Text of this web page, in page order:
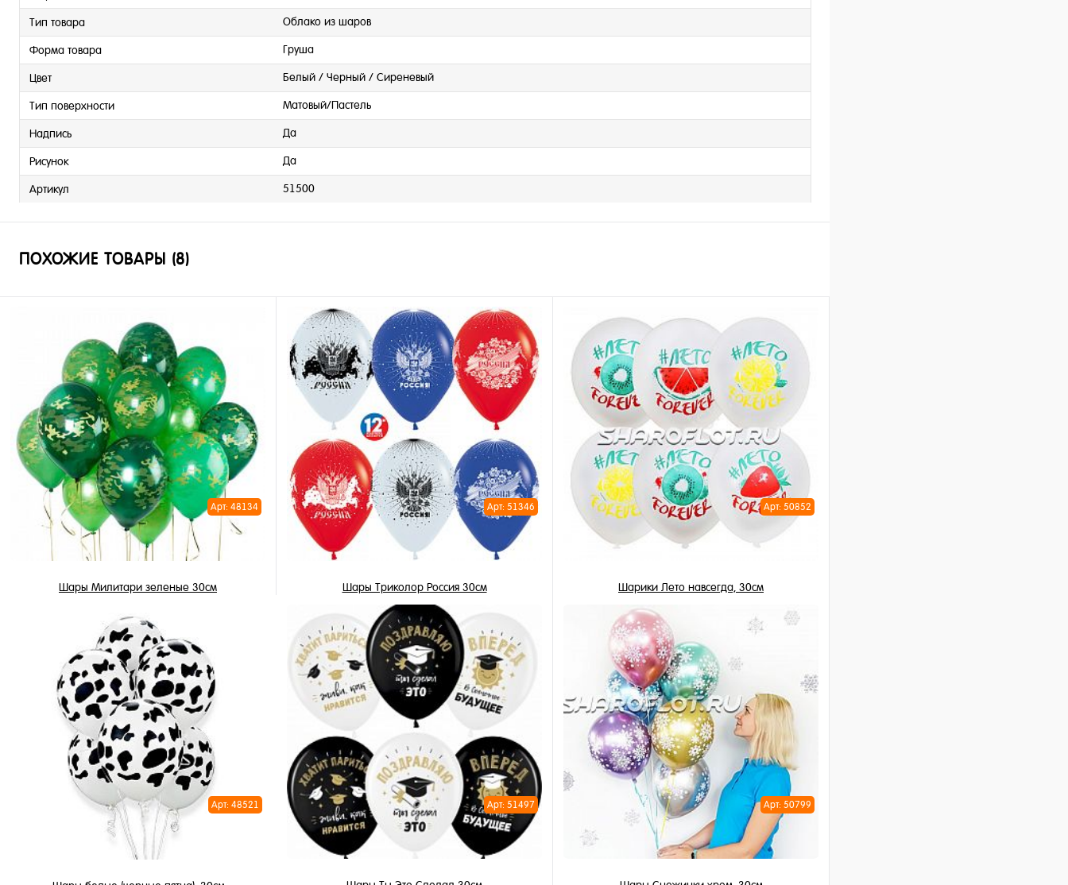
Тип товара Облако из шаров
Форма товара Груша
Цвет Белый / Черный / Сиреневый
Тип поверхности Матовый/Пастель
Надпись Да
Рисунок Да
Артикул 51500
ПОХОЖИЕ ТОВАРЫ (8)
Арт: 48134
Шары Милитари зеленые 30см
3 450 ₽/ шт
В корзину
Купить в 1 клик
В избранное
В наличии
Арт: 51346
Шары Триколор Россия 30см
3 450 ₽/ шт
В корзину
Купить в 1 клик
В избранное
В наличии
Арт: 50852
Шарики Лето навсегда, 30см
3 450 ₽
В корзину
Купить в 1 клик
В избранное
В наличии
Арт: 48521 Арт: 51497 Арт: 50799